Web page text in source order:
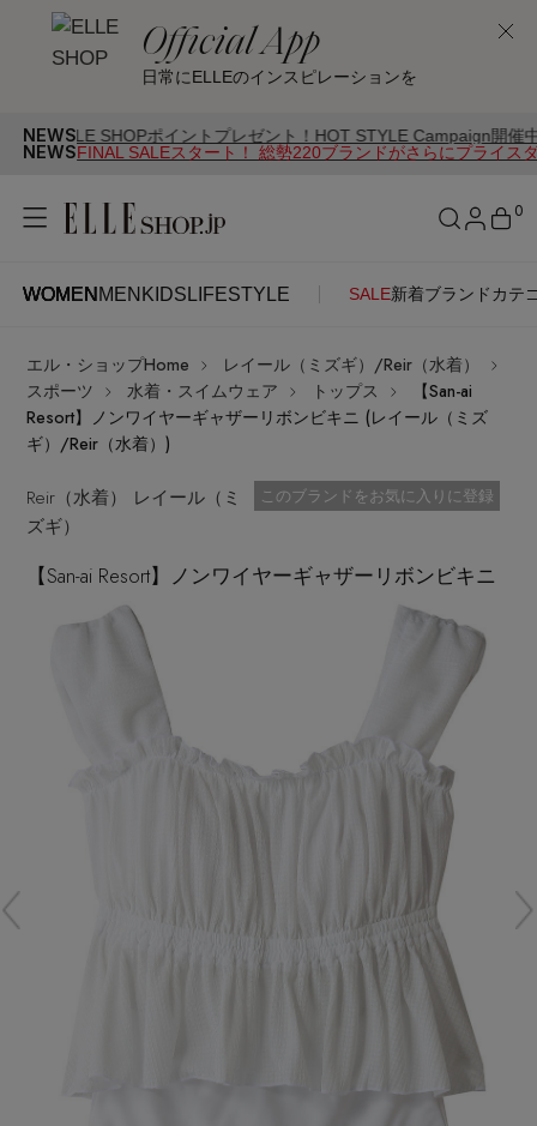
Official App
日常にELLEのインスピレーションを
NEWSポイントプレゼント！HOT STYLE Campaign開催中
NEWSFINAL SALEスタート！ 総勢220ブランドがさらにプライス
WOMEN MEN KIDS LIFESTYLE SALE新着ブランド カテ
0
WOMENMENKIDSLIFESTYLE
ITEMS
【Tシャツ】デイリーに活躍
ログイン
はじめてご利用の方
メールマガジン登録
最新トレンドや限定アイテム、セール情報を
いち早くお届けします。
ご登録はこちら
SEE RESULTS
エル・ショップHome
レイール（ミズギ）/Reir（水着）
スポーツ
水着・スイムウェア トップス
【San-ai
Resort】ノンワイヤーギャザーリボンビキニ (レイール（ミズ
ギ）/Reir（水着）)
Reir（水着） レイール（ミ
ズギ）
お気に入り済
このブランドをお気に入りに登録
【San-ai Resort】ノンワイヤーギャザーリボンビキニ